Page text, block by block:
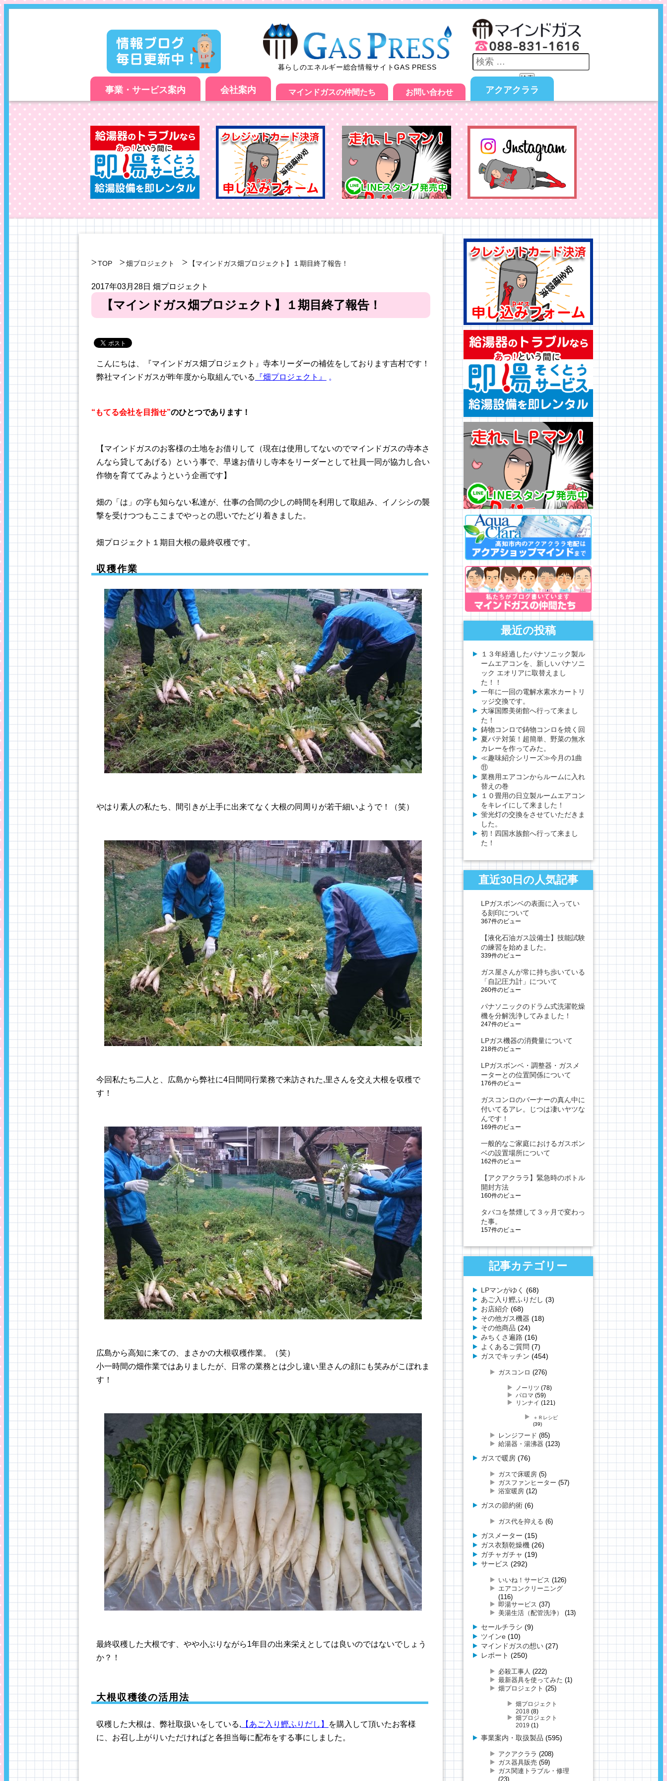
暮らしのエネルギー総合情報サイトGAS PRESS
検索
事業・サービス案内 会社案内 マインドガスの仲間たち お問い合わせ アクアクララ
TOP 畑プロジェクト 【マインドガス畑プロジェクト】１期目終了報告！
2017年03月28日 畑プロジェクト
【マインドガス畑プロジェクト】１期目終了報告！
こんにちは、『マインドガス畑プロジェクト』寺本リーダーの補佐をしております吉村です！
弊社マインドガスが昨年度から取組んでいる
『畑プロジェクト』 。
“もてる会社を目指せ”のひとつであります！
【マインドガスのお客様の土地をお借りして（現在は使用してないのでマインドガスの寺本さ
んなら貸してあげる）という事で、早速お借りし寺本をリーダーとして社員一同が協力し合い
作物を育ててみようという企画です】
畑の「は」の字も知らない私達が、仕事の合間の少しの時間を利用して取組み、イノシシの襲
撃を受けつつもここまでやっとの思いでたどり着きました。
畑プロジェクト１期目大根の最終収穫です。
収穫作業
やはり素人の私たち、間引きが上手に出来てなく大根の同周りが若干細いようで！（笑）
今回私たち二人と、広島から弊社に4日間同行業務で来訪された,里さんを交え大根を収穫で
す！
広島から高知に来ての、まさかの大根収穫作業。（笑）
小一時間の畑作業ではありましたが、日常の業務とは少し違い里さんの顔にも笑みがこぼれま
す！
最終収穫した大根です、やや小ぶりながら1年目の出来栄えとしては良いのではないでしょう
か？！
大根収穫後の活用法
収穫した大根は、弊社取扱いをしている, 【あご入り鰹ふりだし】
を購入して頂いたお客様
に、お召し上がりいただければと各担当毎に配布をする事にしました。
最近の投稿
１３年経過したパナソニック製ル
ームエアコンを、新しいパナソニ
ック エオリアに取替えまし
た！！
一年に一回の電解水素水カートリ
ッジ交換です。
大塚国際美術館へ行って来まし
た！
鋳物コンロで鋳物コンロを焼く回
夏バテ対策！超簡単、野菜の無水
カレーを作ってみた。
≪趣味紹介シリーズ≫今月の1曲
⑪
業務用エアコンからルームに入れ
替えの巻
１０畳用の日立製ルームエアコン
をキレイにして来ました！
蛍光灯の交換をさせていただきま
した。
初！四国水族館へ行って来まし
た！
直近30日の人気記事
LPガスボンベの表面に入ってい
る刻印について
367件のビュー
【液化石油ガス設備士】技能試験
の練習を始めました。
339件のビュー
ガス屋さんが常に持ち歩いている
「自記圧力計」について
260件のビュー
パナソニックのドラム式洗濯乾燥
機を分解洗浄してみました！
247件のビュー
LPガス機器の消費量について
218件のビュー
LPガスボンベ・調整器・ガスメ
ーターとの位置関係について
176件のビュー
ガスコンロのバーナーの真ん中に
付いてるアレ。じつは凄いヤツな
んです！
169件のビュー
一般的なご家庭におけるガスボン
ベの設置場所について
162件のビュー
【アクアクララ】緊急時のボトル
開封方法
160件のビュー
タバコを禁煙して３ヶ月で変わっ
た事。
157件のビュー
記事カテゴリー
LPマンがゆく (68)
あご入り鰹ふりだし (3)
お店紹介 (68)
その他ガス機器 (18)
その他商品 (24)
みちくさ遍路 (16)
よくあるご質問 (7)
ガスでキッチン (454)
ガスコンロ (276)
ノーリツ (78)
パロマ (59)
リンナイ (121)
＋Ｒレシピ
(39)
レンジフード (85)
給湯器・湯沸器 (123)
ガスで暖房(76)
ガスで床暖房(5)
ガスファンヒーター (57)
浴室暖房(12)
ガスの節約術(6)
ガス代を抑える (6)
ガスメーター (15)
ガス衣類乾燥機 (26)
ガチャガチャ (19)
サービス (292)
いいね！サービス (126)
エアコンクリーニング
(116)
即湯サービス (37)
美湯生活（配管洗浄）
(13)
セールチラシ (9)
ツインe(10)
マインドガスの想い(27)
レポート (250)
必殺工事人 (222)
最新器具を使ってみた (1)
畑プロジェクト (25)
畑プロジェクト
2018(8)
畑プロジェクト
2019 (1)
事業案内・取扱製品 (595)
アクアクララ (208)
ガス器具販売 (59)
ガス関連トラブル・修理
(23)